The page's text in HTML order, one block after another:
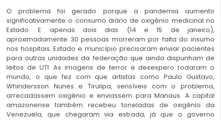
O problema foi gerado porque a pandemia aumento
significativamente o consumo diário de oxigênio medicinal no
Estado. E apenas dois dias (14 e 15 de janeiro),
aproximadamente 30 pessoas morreram por falta do insumo
nos hospitais. Estado e município precisaram enviar pacientes
para outras unidades da federação que ainda dispunham de
leitos de UTI. As imagens de terror e desespero rodaram o
mundo, o que fez com que artistas como Paulo Gustavo,
Whindersson Nunes e Tirulipa, sensíveis com o problema,
arrecadassem oxigênio e enviassem para Manaus. A capital
amazonense também recebeu toneladas de oxigênio da
Venezuela, que chegaram via estrada, já que o governo